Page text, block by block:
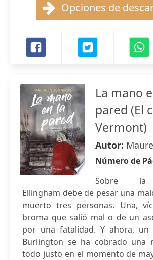
Opciones de
La mano
pared (El
Vermont)
Autor:
Número de
Sobre la
Ellingham debe de pesar una
muerto tres personas. Una,
broma que salió mal o de un
por una fatalidad. Y ahora, un
Burlington se ha cobrado una
todo justo en el momento de